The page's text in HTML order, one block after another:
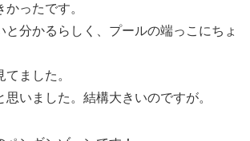
ったです。
と分かるらしく、プールの端っこにちょ
ました。
いました。結構大きいのですが。